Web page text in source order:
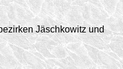
Jäschkowitz und